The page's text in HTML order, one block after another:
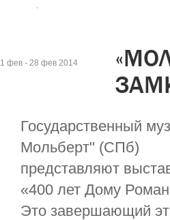
1 фев - 28 фев 2014
Государственный
Мольберт" (СПб)
представляют
«400 лет Дому
Это завершающий